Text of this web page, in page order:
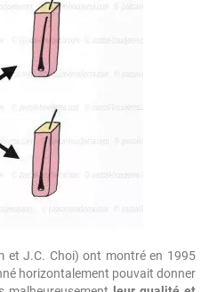
et J.C. Choi) ont montré en 1995
horizontalement pouvait donner